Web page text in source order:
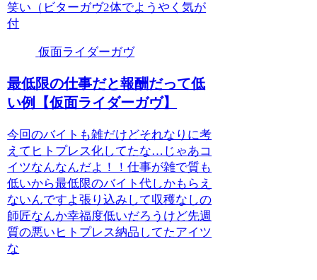
笑い（ビターガヴ2体でようやく気が
付
仮面ライダーガヴ
最低限の仕事だと報酬だって低
い例【仮面ライダーガヴ】
今回のバイトも雑だけどそれなりに考
えてヒトプレス化してたな…じゃあコ
イツなんなんだよ！！仕事が雑で質も
低いから最低限のバイト代しかもらえ
ないんですよ張り込みして収穫なしの
師匠なんか幸福度低いだろうけど先週
質の悪いヒトプレス納品してたアイツ
な